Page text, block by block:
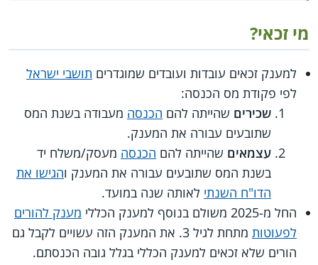
מי זכאי?
למענק זכאים עובדות ועובדים שמוגדרים תושבי ישראל
לפי פקודת מס הכנסה:
שכירים שהייתה להם הכנסה מעבודה בשנת המס
שתובעים עבורה את המענק.
עצמאים שהייתה להם הכנסה מעסק/משלח יד
בשנת המס שתובעים עבורה את המענק והגישו את
הדו"ח השנתי לאותה שנה במועד.
החל מ-2025 משולם בנוסף למענק הכללי
מענק להורים
לפעוטות
מתחת לגיל 3. את המענק הזה עשויים לקבל גם
הורים שלא זכאים למענק הכללי בגלל גובה הכנסתם.